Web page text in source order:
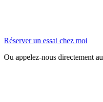
Réserver un essai chez moi
Ou appelez-nous directement au